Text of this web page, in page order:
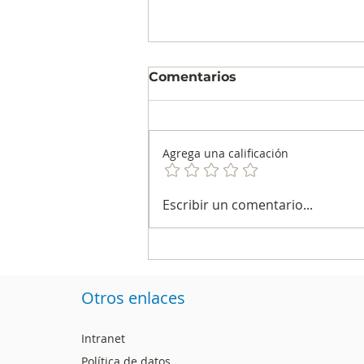
Blu Radio es la emisora
CNC
Comentarios
Agrega una calificación
Escribir un comentario...
Otros enlaces
Intranet